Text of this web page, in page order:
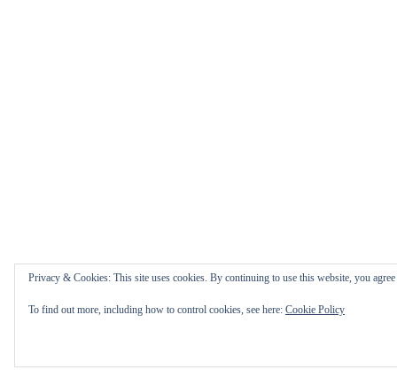
Privacy & Cookies: This site uses cookies. By continuing to use this website, you
To find out more, including how to control cookies, see here: Cookie Policy